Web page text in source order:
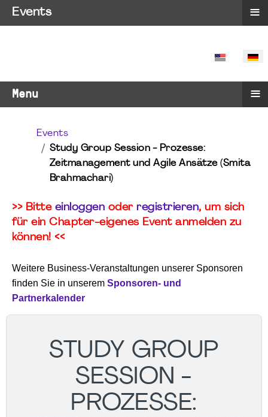
SPRACHE
Menu ≡
Events
Study Group Session - Prozesse:
Zeitmanagement und Agile Ansätze (Smita
Brahmachari)
>> Bitte einloggen oder registrieren, um sich
für ein Chapter-eigenes Event anmelden zu
können! <<
Weitere Business-Veranstaltungen unserer Sponsoren
finden Sie in unserem Sponsoren- und
Partnerkalender
STUDY GROUP
SESSION -
PROZESSE:
Events ≡